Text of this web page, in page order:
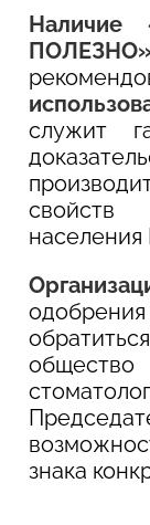
Наличие
служит
населения
одобрения
знака